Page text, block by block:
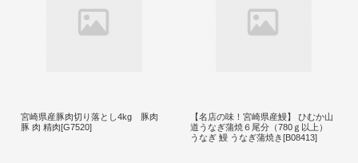
宮崎県産豚肉切り落とし4kg 豚肉
豚 肉 精肉[G7520]
【名店の味！宮崎県産鰻】 ひむか山
道うなぎ蒲焼６尾分（780ｇ以上）
うなぎ 鰻 うなぎ蒲焼き[B08413]